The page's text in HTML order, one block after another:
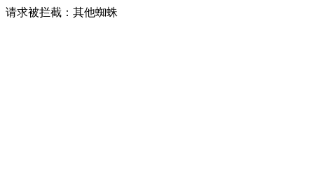
请求被拦截：其他蜘蛛